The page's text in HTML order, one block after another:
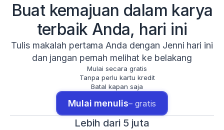
Buat kemajuan dalam karya
terbaik Anda, hari ini
Tulis makalah pertama Anda dengan Jenni hari ini
dan jangan pernah melihat ke belakang
Mulai secara gratis
Tanpa perlu kartu kredit
Batal kapan saja
Mulai menulis– gratis
Lebih dari 5 juta